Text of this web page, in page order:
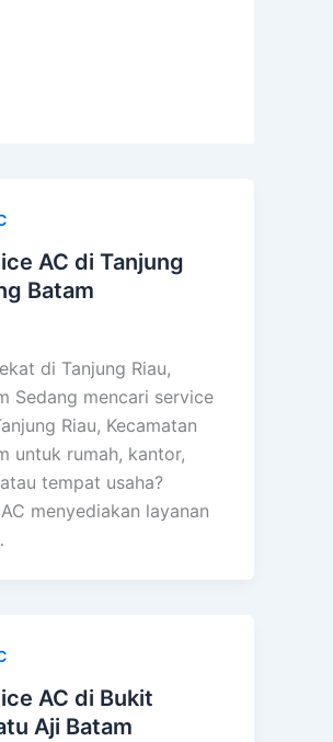
AC di Tanjung
Batam
di Tanjung Riau,
Sedang mencari service
Riau, Kecamatan
untuk rumah, kantor,
tempat usaha?
menyediakan layanan
AC di Bukit
Aji Batam